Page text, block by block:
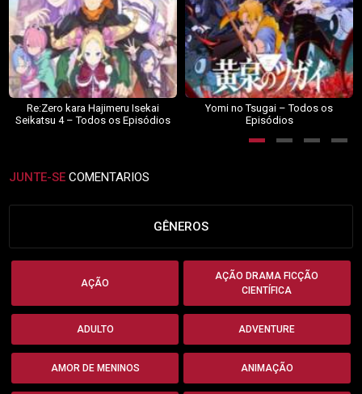
Re:Zero kara Hajimeru Isekai
Seikatsu 4 – Todos os Episódios
Yomi no Tsugai – Todos os
Episódios
JUNTE-SE COMENTARIOS
GÊNEROS
AÇÃO
AÇÃO DRAMA FICÇÃO
CIENTÍFICA
ADULTO ADVENTURE
AMOR DE MENINOS ANIMAÇÃO